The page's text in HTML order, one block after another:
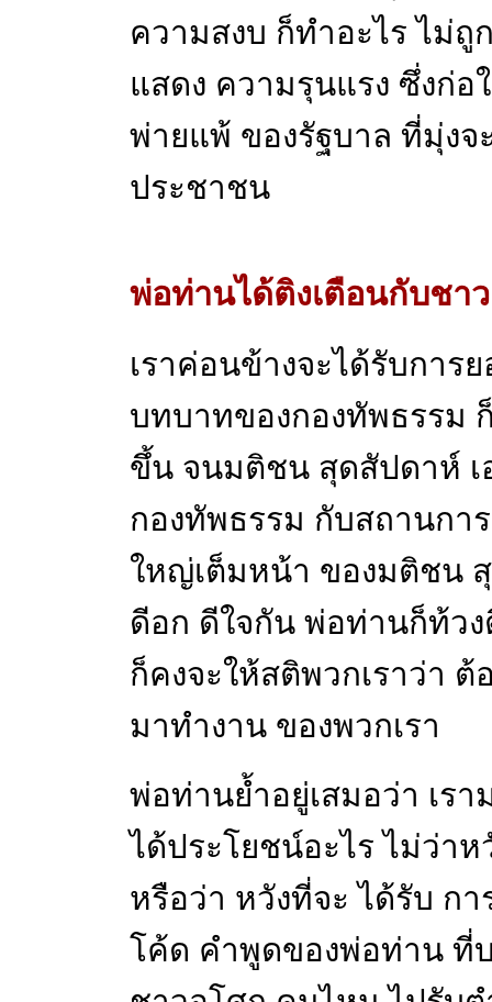
ความสงบ ก็ทำอะไร ไม่ถู
แสดง ความรุนแรง ซึ่งก่อ
พ่ายแพ้ ของรัฐบาล ที่มุ่งจ
ประชาชน
พ่อท่านได้ติงเตือนกับชาว
เราค่อนข้างจะได้รับการ
บทบาทของกองทัพธรรม
ขึ้น จนมติชน สุดสัปดาห์
กองทัพธรรม กับสถานก
ใหญ่เต็มหน้า ของมติชน
ดีอก ดีใจกัน พ่อท่านก็ท้ว
ก็คงจะให้สติพวกเราว่า ต้
มาทำงาน ของพวกเรา
พ่อท่านย้ำอยู่เสมอว่า เร
ได้ประโยชน์อะไร ไม่ว่า
หรือว่า หวังที่จะ ได้รับ ก
โค้ด คำพูดของพ่อท่าน ที่